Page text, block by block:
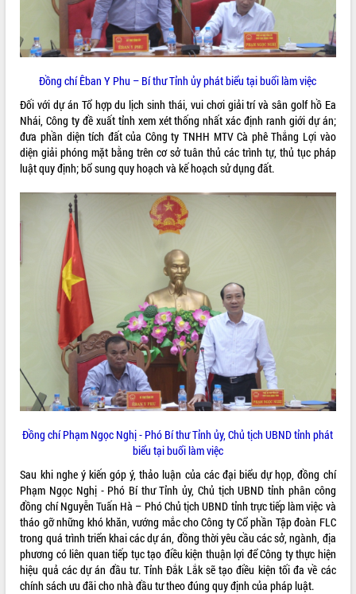
Thường trực HĐND tỉnh Đắk Lắk gặp
mặt Đoàn chuyên gia y tế TP. Hồ Chí
Minh
Lễ truy điệu và an táng hài cốt liệt sĩ
tại Nghĩa trang Liệt sĩ xã Sơn Hòa
Bàn giải pháp tháo gỡ khó khăn trong
xuất khẩu sầu riêng và triển khai quy
định EUDR
Thứ trưởng Bộ Nông nghiệp và Môi
trường Nguyễn Hoàng Hiệp khảo sát
vùng trồng và doanh nghiệp đóng gói
sầu riêng tại Đắk Lắk
Trình diễn nghệ thuật chế biến các
món ăn từ sầu riêng
Đắk Lắk công bố Quy hoạch và xúc
tiến đầu tư tỉnh
Ngành cá ngừ Đắk Lắk chủ động thích
ứng để giữ vững thị trường xuất khẩu
Diễn đàn Kinh tế tư nhân Việt Nam đột
phá cơ chế - Hợp tác công tư
Đề án 06 tạo bước ngoặt đột phá trong
cải cách hành chính tỉnh Đắk Lắk
Kết nối tour, đẩy mạnh chuyển đổi số
để phát triển du lịch Đắk Lắk
Khởi động Dự án Đầu tư xây dựng hạ
tầng kỹ thuật Cụm công nghiệp Tân
Gặp mặt các cơ quan báo chí nhân Kỷ
niệm 101 năm Ngày Báo chí Cách
mạng Việt Nam
Đắk Lắk sơ kết 4 năm triển khai thực
hiện Đề án 06 của Chính phủ
Họp báo thông tin về Hội nghị Công bố
Quy hoạch và Xúc tiến đầu tư tỉnh Đắk
THỐNG KÊ TRUY CẬP
Hôm nay: 37173
Tất cả:
66082496
Đồng chí Êban Y Phu – Bí thư Tỉnh ủy phát biểu tại buổi làm việc
Đối với dự án Tổ hợp du lịch sinh thái, vui chơi giải trí và sân golf hồ Ea
Nhái, Công ty đề xuất tỉnh xem xét thống nhất xác định ranh giới dự án;
đưa phần diện tích đất của Công ty TNHH MTV Cà phê Thắng Lợi vào
diện giải phóng mặt bằng trên cơ sở tuân thủ các trình tự, thủ tục pháp
luật quy định; bổ sung quy hoạch và kế hoạch sử dụng đất.
Đồng chí Phạm Ngọc Nghị - Phó Bí thư Tỉnh ủy, Chủ tịch UBND tỉnh phát
biểu tại buổi làm việc
Sau khi nghe ý kiến góp ý, thảo luận của các đại biểu dự họp, đồng chí
Phạm Ngọc Nghị - Phó Bí thư Tỉnh ủy, Chủ tịch UBND tỉnh phân công
đồng chí Nguyễn Tuấn Hà – Phó Chủ tịch UBND tỉnh trực tiếp làm việc và
tháo gỡ những khó khăn, vướng mắc cho Công ty Cổ phần Tập đoàn FLC
trong quá trình triển khai các dự án, đồng thời yêu cầu các sở, ngành, địa
phương có liên quan tiếp tục tạo điều kiện thuận lợi để Công ty thực hiện
hiệu quả các dự án đầu tư. Tỉnh Đắk Lắk sẽ tạo điều kiện tối đa về các
chính sách ưu đãi cho nhà đầu tư theo đúng quy định của pháp luật.